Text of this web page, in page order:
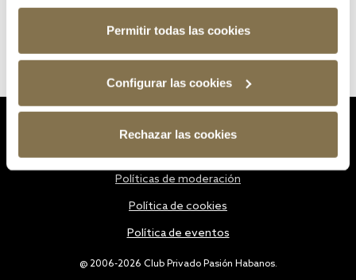
Permitir todas las cookies
Configurar las cookies
Rechazar las cookies
@ 2006-2026 Club Privado Pasión Habanos.
Políticas de moderación
Política de cookies
Política de eventos